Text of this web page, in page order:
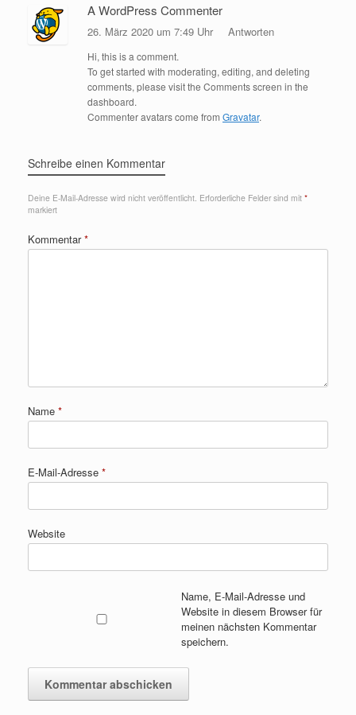
A WordPress Commenter
26. März 2020 um 7:49 Uhr Antworten
Hi, this is a comment.
To get started with moderating, editing, and deleting
comments, please visit the Comments screen in the
dashboard.
Commenter avatars come from Gravatar.
Schreibe einen Kommentar
Deine E-Mail-Adresse wird nicht veröffentlicht. Erforderliche Felder sind mit *
markiert
Kommentar*
Name *
E-Mail-Adresse *
Website
Name, E-Mail-Adresse und
Website in diesem Browser für
meinen nächsten Kommentar
speichern.